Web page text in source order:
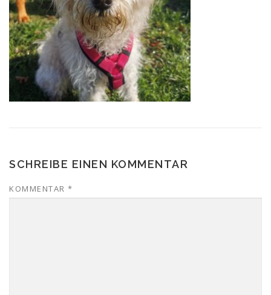
SCHREIBE EINEN KOMMENTAR
KOMMENTAR *